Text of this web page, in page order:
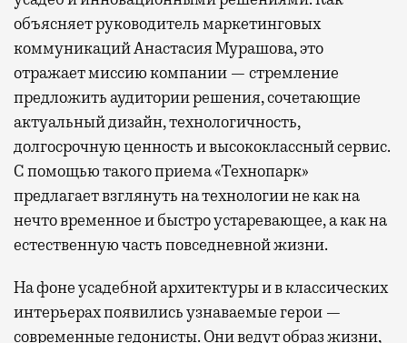
объясняет руководитель маркетинговых
коммуникаций Анастасия Мурашова, это
отражает миссию компании — стремление
предложить аудитории решения, сочетающие
актуальный дизайн, технологичность,
долгосрочную ценность и высококлассный сервис.
С помощью такого приема «Технопарк»
предлагает взглянуть на технологии не как на
нечто временное и быстро устаревающее, а как на
естественную часть повседневной жизни.
На фоне усадебной архитектуры и в классических
интерьерах появились узнаваемые герои —
современные гедонисты. Они ведут образ жизни,